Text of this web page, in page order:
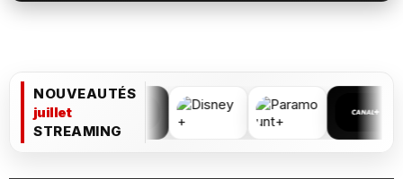
NOUVEAUTÉS
juillet
STREAMING